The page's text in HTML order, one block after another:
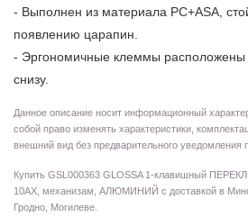
- Выполнен из материала PС+ASA,
появлению царапин.
- Эргономичные клеммы расположены
снизу.
Данное описание носит информационный
собой право изменять характеристики,
внешний вид без предварительного уведомления
Купить GSL000363 GLOSSA 1-клавишный
10АХ, механизам, АЛЮМИНИЙ с доставкой в
Гродно, Могилеве.